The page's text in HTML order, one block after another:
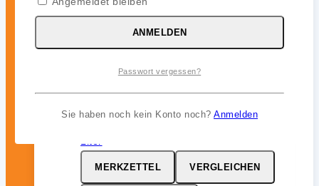
zuverlässigen Bewuchsschutz (bis zu
12 Monate) im Unterwasserbereich.
inkl. 19 % MwSt.
MERKZETTEL VERGLEICHEN
ANMELDEN
Passwort vergessen?
Sie haben noch kein Konto noch? Anmelden